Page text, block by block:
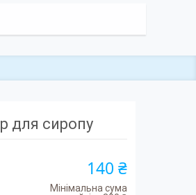
для сиропу
140 ₴
Мінімальна сума